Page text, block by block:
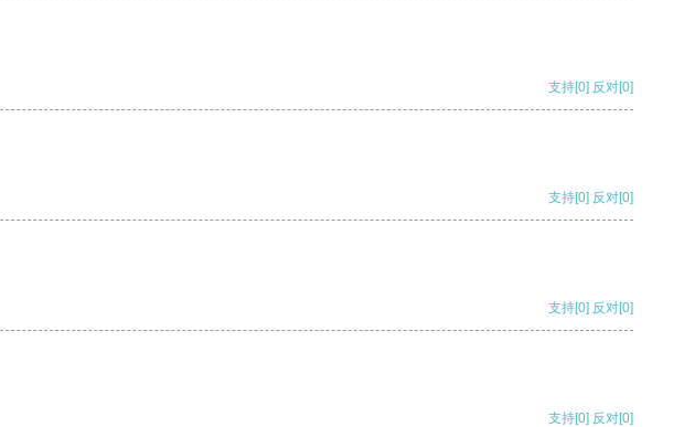
支持[0] 反对[0]
支持[0] 反对[0]
支持[0] 反对[0]
支持[0] 反对[0]